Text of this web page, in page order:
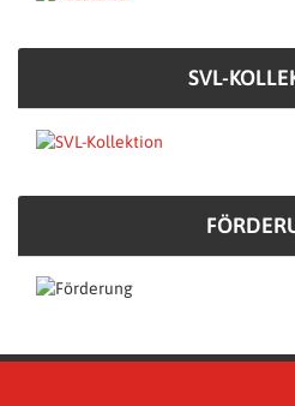
SVL-